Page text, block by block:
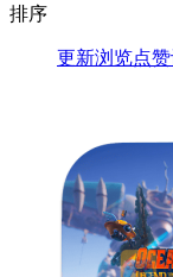
排序
更新浏览点赞